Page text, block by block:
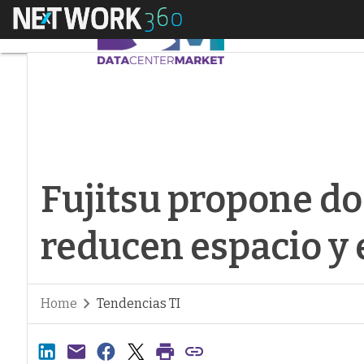
Menú Fujitsu propone
Fujitsu propone
reducen espacio y
Home Tendencias TI